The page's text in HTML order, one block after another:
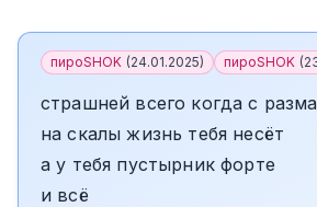
пироSHOK (24.01.2025) пироSHOK (
страшней всего когда с
на скалы жизнь тебя несёт
а у тебя пустырник форте
и всё